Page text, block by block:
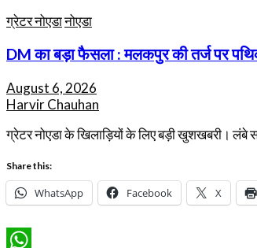
ग्रेटर नोएडानोएडा
DM का बड़ा फैसला : मलकपुर की तर्ज पर
August 6, 2026
Harvir Chauhan
ग्रेटर नोएडा के खिलाड़ियों के लिए बड़ी खुशखबरी।
Share this:
WhatsApp Facebook X